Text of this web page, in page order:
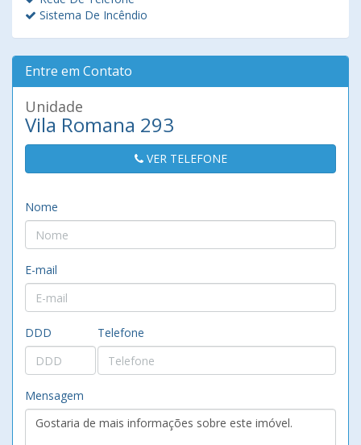
Sistema De Incêndio
Entre em Contato
Unidade
Vila Romana 293
VER TELEFONE
Nome
E-mail
DDD Telefone
Mensagem